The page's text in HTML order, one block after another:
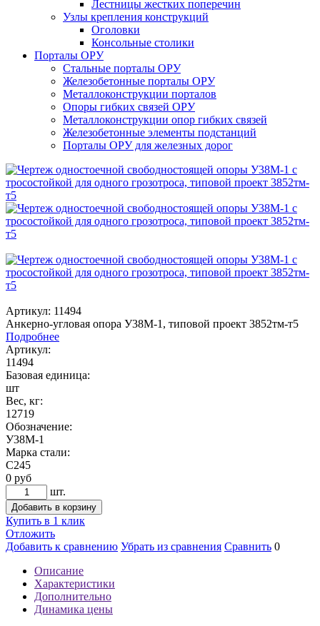
Лестницы жестких поперечин
Узлы крепления конструкций
Оголовки
Консольные столики
Порталы ОРУ
Стальные порталы ОРУ
Железобетонные порталы ОРУ
Металлоконструкции порталов
Опоры гибких связей ОРУ
Металлоконструкции опор гибких связей
Железобетонные элементы подстанций
Порталы ОРУ для железных дорог
Артикул: 11494
Анкерно-угловая опора У38М-1, типовой проект 3852тм-т5
Подробнее
Артикул:
11494
Базовая единица:
шт
Вес, кг:
12719
Обозначение:
У38М-1
Марка стали:
С245
0 руб
шт.
Добавить в корзину
Купить в 1 клик
Отложить
Добавить к сравнению Убрать из сравнения Сравнить 0
Описание
Характеристики
Дополнительно
Динамика цены